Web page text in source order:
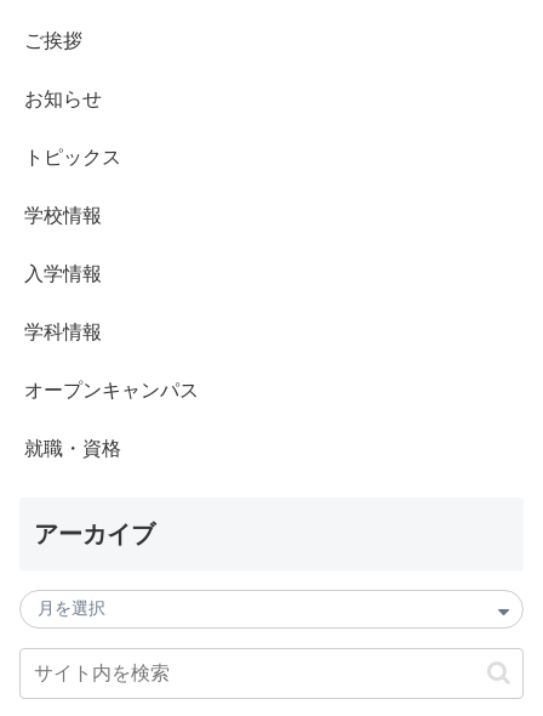
ご挨拶
お知らせ
トピックス
学校情報
入学情報
学科情報
オープンキャンパス
就職・資格
アーカイブ